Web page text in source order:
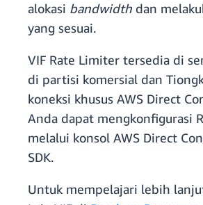
alokasi bandwidth dan
yang sesuai.
VIF Rate Limiter tersedia di
di partisi komersial dan
koneksi khusus AWS Direct
Anda dapat mengkonfigurasi
melalui konsol AWS Direct
SDK.
Untuk mempelajari lebih